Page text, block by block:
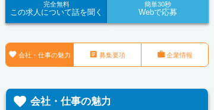
完全無料
この求人について話を聞く
簡単30秒
Webで応募
 会社・仕事の魅力  募集要項 企業情報
 会社・仕事の魅力